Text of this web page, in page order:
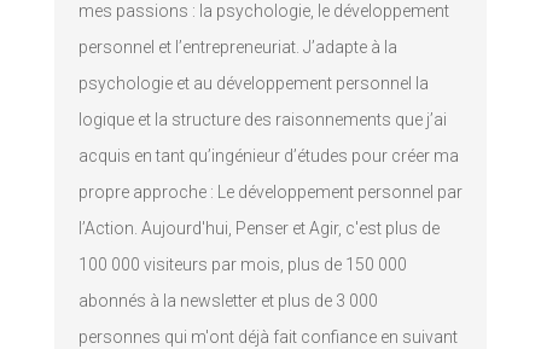
mes passions : la psychologie, le développement
personnel et l’entrepreneuriat. J’adapte à la
psychologie et au développement personnel la
logique et la structure des raisonnements que j’ai
acquis en tant qu’ingénieur d’études pour créer ma
propre approche : Le développement personnel par
l’Action. Aujourd'hui, Penser et Agir, c'est plus de
100 000 visiteurs par mois, plus de 150 000
abonnés à la newsletter et plus de 3 000
personnes qui m'ont déjà fait confiance en suivant